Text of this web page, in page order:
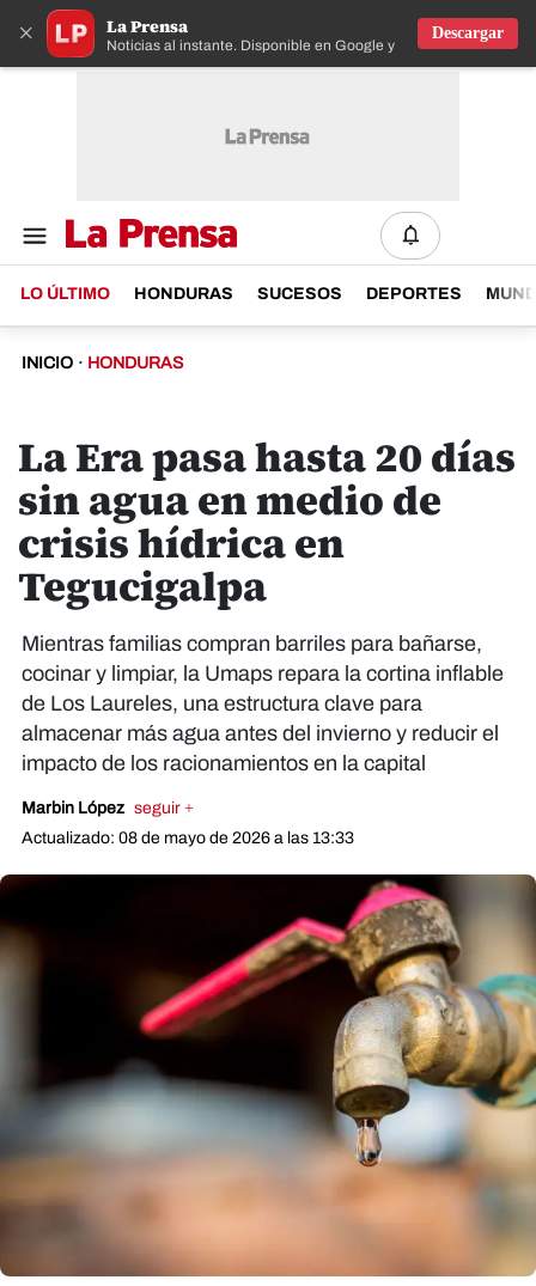
× La Prensa
Noticias al instante. Disponible en Google y IOS
Descargar
LO ÚLTIMO HONDURAS SUCESOS DEPORTES
INICIO · HONDURAS
La Era pasa hasta 20 días
sin agua en medio de
crisis hídrica en
Tegucigalpa
Mientras familias compran barriles para bañarse,
cocinar y limpiar, la Umaps repara la cortina inflable
de Los Laureles, una estructura clave para
almacenar más agua antes del invierno y reducir el
impacto de los racionamientos en la capital
Marbin López seguir +
Actualizado: 08 de mayo de 2026 a las 13:33